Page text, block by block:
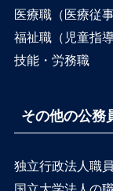
医療職（医療従
福祉職（児童指
技能・労務職
その他の公務
独立行政法人職員